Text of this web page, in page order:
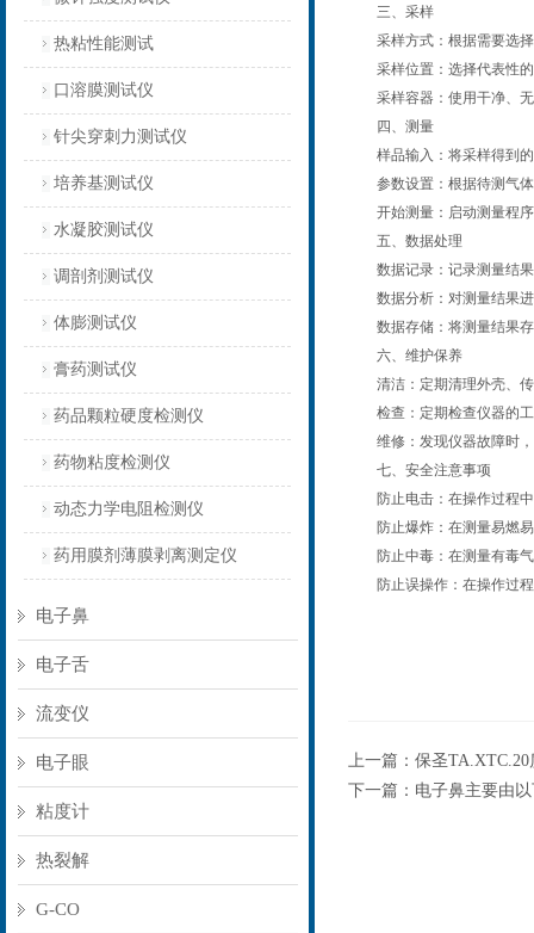
热粘性能测试
口溶膜测试仪
针尖穿刺力测试仪
培养基测试仪
水凝胶测试仪
调剖剂测试仪
体膨测试仪
膏药测试仪
药品颗粒硬度检测仪
药物粘度检测仪
动态力学电阻检测仪
药用膜剂薄膜剥离测定仪
电子鼻
电子舌
流变仪
电子眼
粘度计
热裂解
G-CO
三、采样
采样方式：根据需要选择
采样位置：选择代表性的
采样容器：使用干净、无
四、测量
样品输入：将采样得到的
参数设置：根据待测气体
开始测量：启动测量程序
五、数据处理
数据记录：记录测量结果
数据分析：对测量结果进
数据存储：将测量结果存
六、维护保养
清洁：定期清理外壳、传
检查：定期检查仪器的工
维修：发现仪器故障时，
七、安全注意事项
防止电击：在操作过程中
防止爆炸：在测量易燃易
防止中毒：在测量有毒气
防止误操作：在操作过程
上一篇： 保圣
下一篇： 电子鼻主要由